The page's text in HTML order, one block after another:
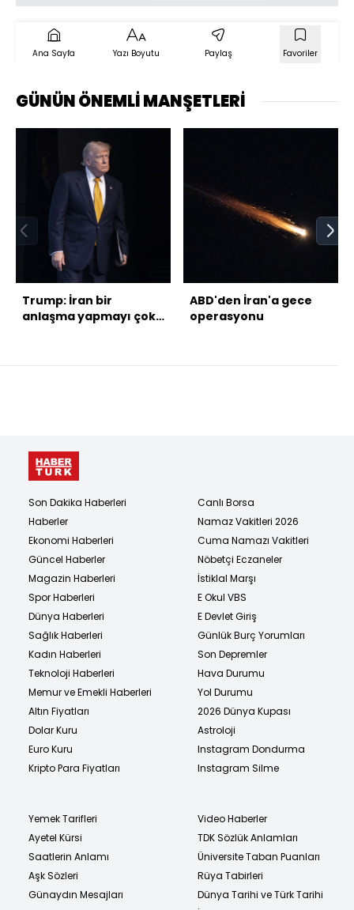
Ana Sayfa Yazı Boyutu Paylaş Favoriler
GÜNÜN ÖNEMLİ MANŞETLERİ
Trump: İran bir
anlaşma yapmayı çok
ABD'den İran'a gece
operasyonu
Son Dakika Haberleri
Haberler
Ekonomi Haberleri
Güncel Haberler
Magazin Haberleri
Spor Haberleri
Dünya Haberleri
Sağlık Haberleri
Kadın Haberleri
Teknoloji Haberleri
Memur ve Emekli Haberleri
Altın Fiyatları
Dolar Kuru
Euro Kuru
Kripto Para Fiyatları
Canlı Borsa
Namaz Vakitleri 2026
Cuma Namazı Vakitleri
Nöbetçi Eczaneler
İstiklal Marşı
E Okul VBS
E Devlet Giriş
Günlük Burç Yorumları
Son Depremler
Hava Durumu
Yol Durumu
2026 Dünya Kupası
Astroloji
Instagram Dondurma
Instagram Silme
Yemek Tarifleri
Ayetel Kürsi
Saatlerin Anlamı
Aşk Sözleri
Günaydın Mesajları
Video Haberler
TDK Sözlük Anlamları
Üniversite Taban Puanları
Rüya Tabirleri
Dünya Tarihi ve Türk Tarihi